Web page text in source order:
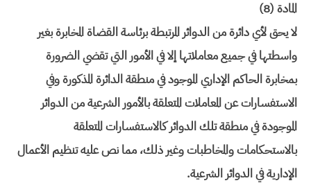
المادة (8)
لا يحق لأي دائرة من الدوائر المرتبطة برئاسة القضاة المخابرة بغير
واسطتها في جميع معاملاتها إلا في الأمور التي تقضي الضرورة
بمخابرة الحاكم الإداري الموجود في منطقة الدائرة المذكورة وفي
الاستفسارات عن المعاملات المتعلقة بالأمور الشرعية من الدوائر
الموجودة في منطقة تلك الدوائر كالاستفسارات المتعلقة
بالاستحكامات والمخاطبات وغير ذلك، مما نص عليه تنظيم الأعمال
الإدارية في الدوائر الشرعية.